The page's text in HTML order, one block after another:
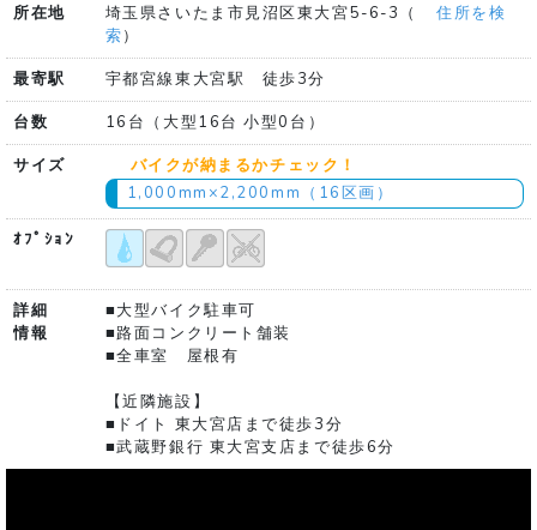
所在地 埼玉県さいたま市見沼区東大宮5-6-3（
住所を検
索）
最寄駅
宇都宮線東大宮駅 徒歩3分
台数
16台（大型16台 小型0台）
サイズ
バイクが納まるかチェック！
1,000mm×2,200mm（16区画）
ｵﾌﾟｼｮﾝ
詳細
情報
■大型バイク駐車可
■路面コンクリート舗装
■全車室 屋根有
【近隣施設】
■ドイト 東大宮店まで徒歩3分
■武蔵野銀行 東大宮支店まで徒歩6分